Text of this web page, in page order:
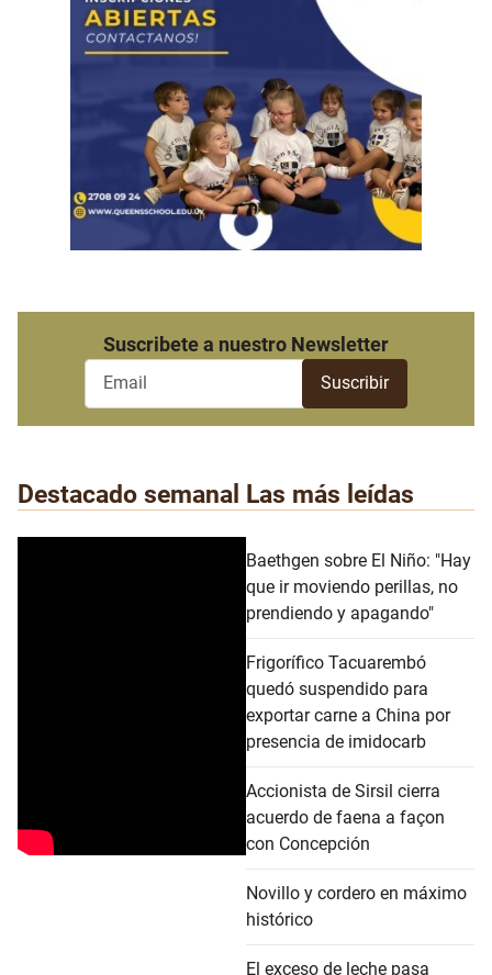
Suscribete a nuestro Newsletter
Destacado semanal Las más leídas
Baethgen sobre El Niño: "Hay
que ir moviendo perillas, no
prendiendo y apagando"
Frigorífico Tacuarembó
quedó suspendido para
exportar carne a China por
presencia de imidocarb
Accionista de Sirsil cierra
acuerdo de faena a façon
con Concepción
Novillo y cordero en máximo
histórico
El exceso de leche pasa